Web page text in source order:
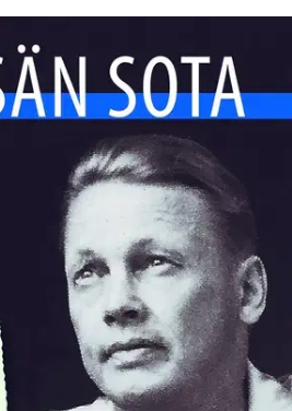
sotaan, mutta meidät sota rikkoi jo
alkoi. ”Isäni kuoltua aloin etsiä
oli vaivannut minua lähes koko
sellainen kuin oli? Isä oli
älykäs nuori mies. Äidin hän oli
Mutta sitten alkoi
Sodasta tuli kotiin muuttunut mies,
ja räjähdysaltis isä, joka komensi
sääntöjään. Kun olin lapsi,
yleensä tekevät. Mutta opin vuosien
ja tarkkailemaan, millä tuulella isä
hyväksi isän rauhallisia hetkiä. Opin
poissa, niinä päivinä, jolloin isä oli
että isä oli onneton, mutta en